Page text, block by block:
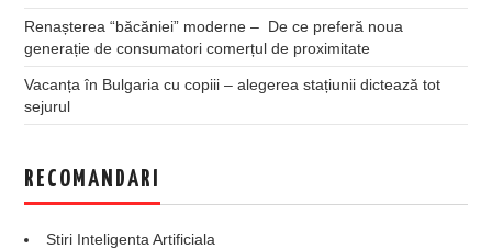
Renașterea “băcăniei” moderne – De ce preferă noua
generație de consumatori comerțul de proximitate
Vacanța în Bulgaria cu copiii – alegerea stațiunii dictează tot
sejurul
RECOMANDARI
Stiri Inteligenta Artificiala